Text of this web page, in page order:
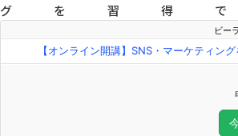
グを習得